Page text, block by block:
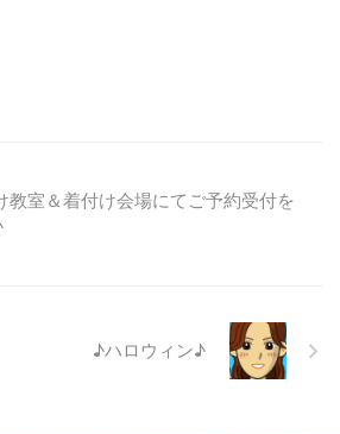
教室＆着付け会場にてご予約受付を
♪ハロウィン♪